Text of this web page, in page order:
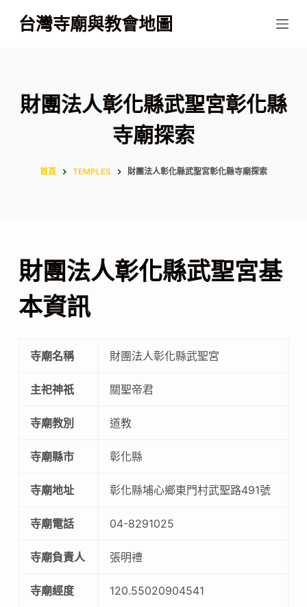
跳
至
容
台灣寺廟與教會地圖
財團法人彰化縣武聖宮彰化縣
寺廟探索
首頁 TEMPLES 財團法人彰化縣武聖宮彰化縣寺廟探索
財團法人彰化縣武聖宮基
本資訊
寺廟名稱 財團法人彰化縣武聖宮
主祀神祇 關聖帝君
寺廟教別 道教
寺廟縣市 彰化縣
寺廟地址 彰化縣埔心鄉東門村武聖路491號
寺廟電話 04-8291025
寺廟負責人 張明禮
寺廟經度 120.55020904541